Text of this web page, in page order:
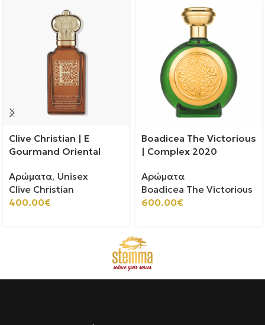
Clive Christian | E
Gourmand Oriental
Αρώματα, Unisex
Clive Christian
400.00€
Boadicea The Victorious
| Complex 2020
Αρώματα
Boadicea The Victorious
600.00€